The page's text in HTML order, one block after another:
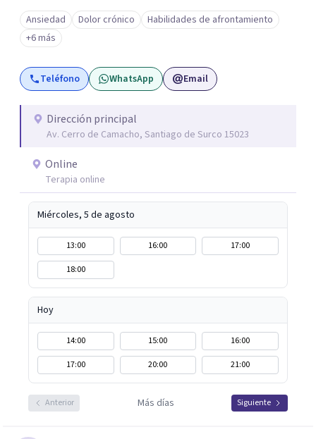
conocimiento del sistema inmune, hormonal y nervioso,
para ir más allá del síntoma y descubrir qué hay detrás.
Mis sesiones son un espacio seguro, empático y sin
juicios, donde tu historia tiene un lugar y tu
transformación es posible. Si estás listo para priorizarte
bienestar, será un honor acompañarte. Agenda tu
primera sesión y empecemos juntos este viaje.
Ansiedad Dolor crónico
Habilidades de afrontamiento
+6 más
Teléfono WhatsApp Email
Dirección principal
Av. Cerro de Camacho, Santiago de Surco 15023
Online
Terapia online
Miércoles, 5 de agosto
13:00 16:00
17:00
18:00
Hoy
14:00 15:00
16:00
17:00
20:00 21:00
Anterior Más días Siguiente